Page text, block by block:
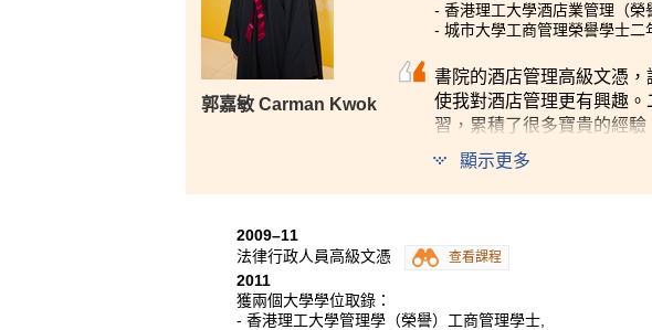
郭嘉敏 Carman Kwok
- 香港理工大學酒店業管理（榮
- 城市大學工商管理榮譽學士二
書院的酒店管理高級文憑
使我對酒店管理更有興趣
習，累積了很多寶貴的經
令校園生活變得多采多姿！
顯示更多
2009–11
法律行政人員高級文憑
查看課程
2011
獲兩個大學學位取錄：
- 香港理工大學管理學（榮譽）工商管理學士,